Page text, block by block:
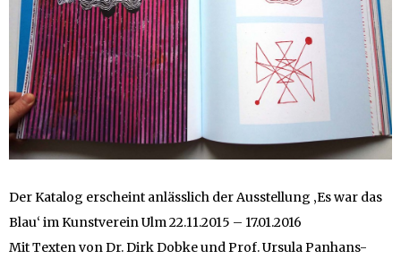
Der Katalog erscheint anlässlich der Ausstellung ‚Es war das
Blau‘ im Kunstverein Ulm 22.11.2015 – 17.01.2016
Mit Texten von Dr. Dirk Dobke und Prof. Ursula Panhans-